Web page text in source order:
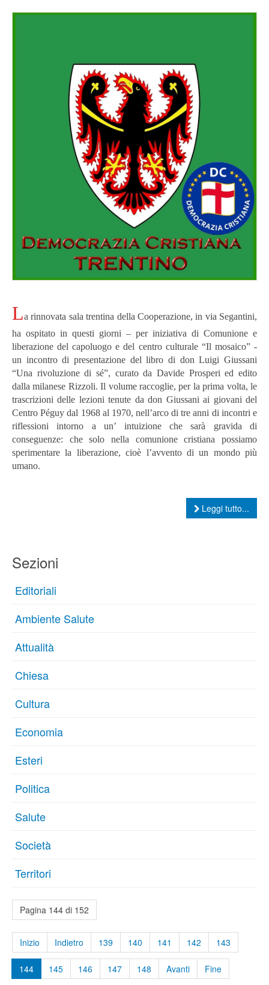
La rinnovata sala trentina della Cooperazione, in via Segantini,
ha ospitato in questi giorni – per iniziativa di Comunione e
liberazione del capoluogo e del centro culturale “Il mosaico” -
un incontro di presentazione del libro di don Luigi Giussani
“Una rivoluzione di sé”, curato da Davide Prosperi ed edito
dalla milanese Rizzoli.Il volume raccoglie, per la prima volta, le
trascrizioni delle lezioni tenute da don Giussani ai giovani del
Centro Péguy dal 1968 al 1970, nell’arco di tre anni di incontri e
riflessioni intorno a un’ intuizione che sarà gravida di
conseguenze: che solo nella comunione cristiana possiamo
sperimentare la liberazione, cioè l’avvento di un mondo più
umano.
Leggi tutto...
Sezioni
Editoriali
Ambiente Salute
Attualità
Chiesa
Cultura
Economia
Esteri
Politica
Salute
Società
Territori
Pagina 144 di 152
Inizio Indietro 139 140 141 142 143
144 145 146 147 148 Avanti Fine